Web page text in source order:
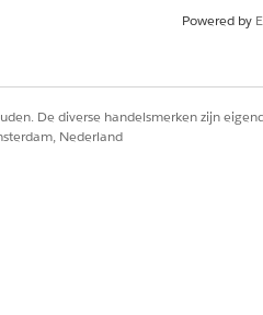
Volledige toegang voor
Powered by
De diverse handelsmerken zijn
Nederland